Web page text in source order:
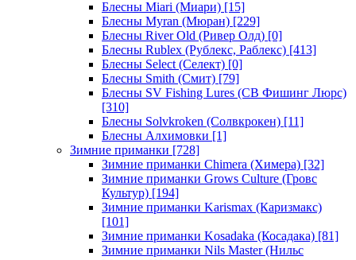
Блесны Miari (Миари) [15]
Блесны Myran (Мюран) [229]
Блесны River Old (Ривер Олд) [0]
Блесны Rublex (Рублекс, Раблекс) [413]
Блесны Select (Селект) [0]
Блесны Smith (Смит) [79]
Блесны SV Fishing Lures (СВ Фишинг Люрс)
[310]
Блесны Solvkroken (Солвкрокен) [11]
Блесны Алхимовки [1]
Зимние приманки [728]
Зимние приманки Chimera (Химера) [32]
Зимние приманки Grows Culture (Гровс
Культур) [194]
Зимние приманки Karismax (Каризмакс)
[101]
Зимние приманки Kosadaka (Косадака) [81]
Зимние приманки Nils Master (Нильс